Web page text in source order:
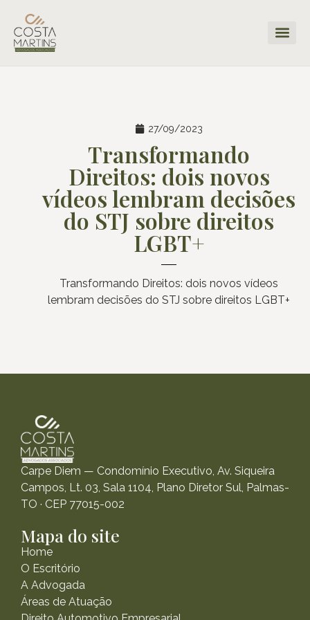
27/09/2023
Transformando
Direitos: dois novos
vídeos lembram decisões
do STJ sobre direitos
LGBT+
Transformando Direitos: dois novos vídeos
lembram decisões do STJ sobre direitos LGBT+
Carpe Diem — Condomínio Executivo, Av. Siqueira
Campos, Lt. 03, Sala 1104, Plano Diretor Sul, Palmas-
TO · CEP 77015-002
Mapa do site
Home
O Escritório
A Advogada
Áreas de Atuação